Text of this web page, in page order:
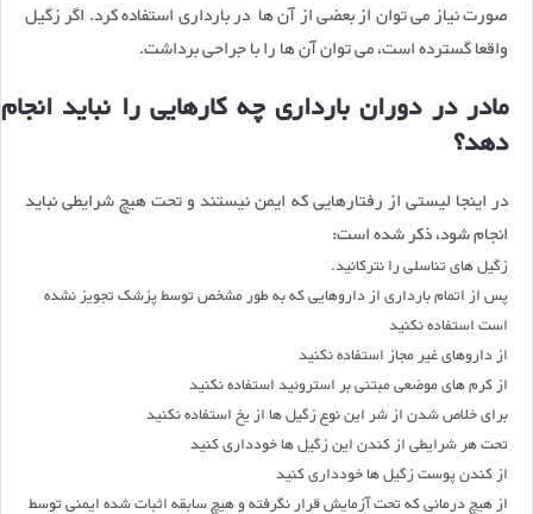
صورت نیاز مى توان از بعضی از آن ها در باردارى استفاده کرد. اگر زگیل
واقعا گسترده است، می توان آن ها را با جراحی برداشت.
مادر در دوران بارداری چه کارهایی را نباید انجام
دهد؟
در اینجا لیستی از رفتارهایی که ایمن نیستند و تحت هیچ شرایطی نباید
انجام شود، ذکر شده است:
زگیل هاى تناسلى را نترکانید.
پس از اتمام بارداری از داروهایی که به طور مشخص توسط پزشک تجویز نشده
است استفاده نکنید
از داروهای غیر مجاز استفاده نکنید
از کرم های موضعی مبتنی بر استروئید استفاده نکنید
برای خلاص شدن از شر این نوع زگیل ها از یخ استفاده نکنید
تحت هر شرایطی از کندن این زگیل ها خوددارى کنید
از کندن پوست زگیل ها خوددارى کنید
از هیچ درمانی که تحت آزمایش قرار نگرفته و هیچ سابقه اثبات شده ایمنی توسط